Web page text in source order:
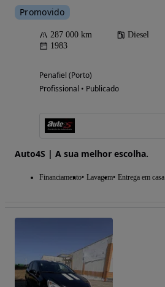
Promovido
287 000 km Diesel
1983
Penafiel (Porto)
Profissional • Publicado
Auto4S | A sua melhor escolha.
Financiamento Lavagem Entrega em casa